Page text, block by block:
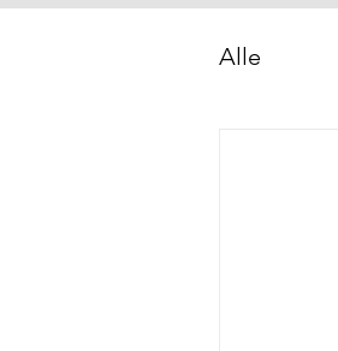
Alle